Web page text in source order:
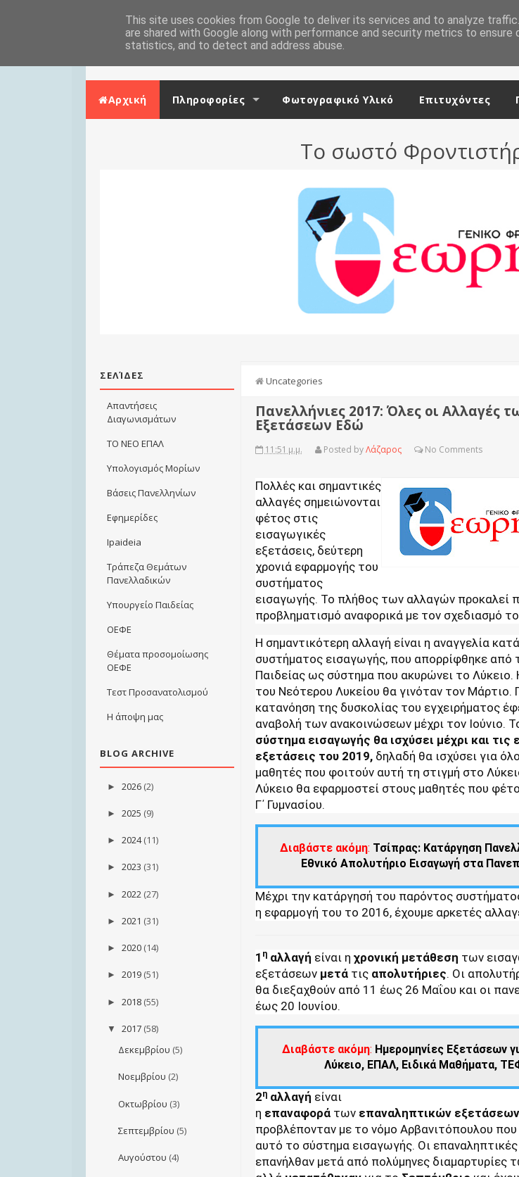
Αρχική Επικοινωνία
Αρχική Πληροφορίες Φωτογραφικό Υλικό Επιτυχόντες
Το σωστό
ΣΕΛΊΔΕΣ
Απαντήσεις
Διαγωνισμάτων
ΤΟ ΝΕΟ ΕΠΑΛ
Υπολογισμός Μορίων
Βάσεις Πανελληνίων
Εφημερίδες
Ιpaideia
Τράπεζα Θεμάτων
Πανελλαδικών
Υπουργείο Παιδείας
ΟΕΦΕ
Θέματα προσομοίωσης
ΟΕΦΕ
Τεστ Προσανατολισμού
Η άποψη μας
BLOG ARCHIVE
► 2026 (2)
► 2025 (9)
► 2024 (11)
► 2023 (31)
► 2022 (27)
► 2021 (31)
► 2020 (14)
► 2019 (51)
► 2018 (55)
▼ 2017 (58)
Δεκεμβρίου (5)
Νοεμβρίου (2)
Οκτωβρίου (3)
Σεπτεμβρίου (5)
Αυγούστου (4)
Uncategories
Πανελλήνιες 2017: Όλες οι Αλλαγές
Εξετάσεων Εδώ
11:51 μ.μ. Posted byΛάζαρος No Comments
Πολλές και σημαντικές
αλλαγές σημειώνονται
φέτος στις
εισαγωγικές
εξετάσεις, δεύτερη
χρονιά εφαρμογής του
συστήματος
εισαγωγής. Το πλήθος των αλλαγών προκαλεί
προβληματισμό αναφορικά με τον σχεδιασμό
Η σημαντικότερη αλλαγή είναι η αναγγελία
συστήματος εισαγωγής, που απορρίφθηκε από
Παιδείας ως σύστημα που ακυρώνει το Λύκειο.
του Νεότερου Λυκείου θα γινόταν τον
κατανόηση της δυσκολίας του εγχειρήματος
αναβολή των ανακοινώσεων μέχρι τον Ιούνιο.
σύστημα εισαγωγής θα ισχύσει μέχρι και τις
εξετάσεις του 2019,δηλαδή θα ισχύσει για
μαθητές που φοιτούν αυτή τη στιγμή στο
Λύκειο θα εφαρμοστεί στους μαθητές που
Γ΄ Γυμνασίου.
Διαβάστε ακόμη: Τσίπρας: Κατάργηση
Εθνικό Απολυτήριο Εισαγωγή στα
Μέχρι την κατάργησή του παρόντος
η εφαρμογή του το 2016, έχουμε αρκετές
1 ηαλλαγή είναι η χρονική μετάθεση των
εξετάσεων μετάτις απολυτήριες. Οι
θα διεξαχθούν από 11 έως 26 Μαΐου και οι
έως 20 Ιουνίου.
Διαβάστε ακόμη: Ημερομηνίες Εξετάσεων
Λύκειο, ΕΠΑΛ, Ειδικά Μαθήματα,
2ηαλλαγή είναι
η επαναφοράτων επαναληπτικών εξετάσεων
προβλέπονταν με το νόμο Αρβανιτόπουλου
αυτό το σύστημα εισαγωγής. Οι
επανήλθαν μετά από πολύμηνες διαμαρτυρίες
This site uses cookies from Google to deliver its services and to analyze
are shared with Google along with performance and security metrics to ensure
statistics, and to detect and address abuse.